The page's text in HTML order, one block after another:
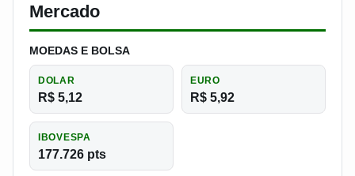
Mercado
MOEDAS E BOLSA
DOLAR
R$ 5,12
EURO
R$ 5,92
IBOVESPA
177.726 pts